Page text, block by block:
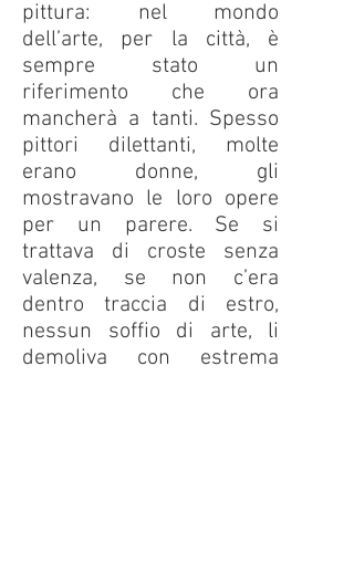
pittura: nel mondo
dell’arte, per la città, è
sempre stato un
riferimento che ora
mancherà a tanti. Spesso
pittori dilettanti, molte
erano donne, gli
mostravano le loro opere
per un parere. Se si
trattava di croste senza
valenza, se non c’era
dentro traccia di estro,
nessun soffio di arte, li
demoliva con estrema